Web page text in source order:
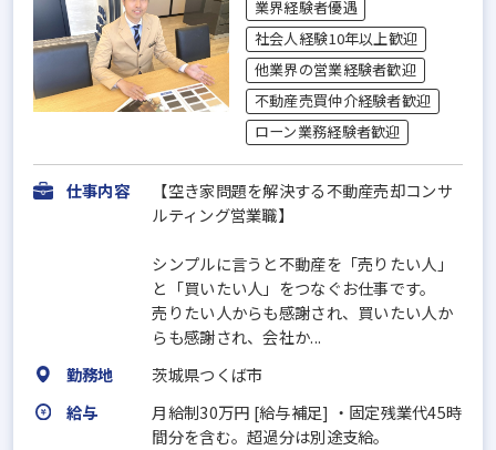
業界経験者優遇
社会人経験10年以上歓迎
他業界の営業経験者歓迎
不動産売買仲介経験者歓迎
ローン業務経験者歓迎
仕事内容
【空き家問題を解決する不動産売却コンサ
ルティング営業職】
シンプルに言うと不動産を「売りたい人」
と「買いたい人」をつなぐお仕事です。
売りたい人からも感謝され、買いたい人か
らも感謝され、会社か...
勤務地
茨城県つくば市
給与
月給制30万円 [給与補足] ・固定残業代45時
間分を含む。超過分は別途支給。